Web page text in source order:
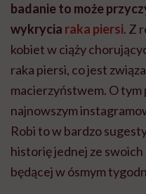
badanie to może
wykrycia raka piersi. Z
kobiet w ciąży
raka piersi, co jest
macierzyństwem. O
najnowszym
Robi to w bardzo
historię jednej ze
będącej w ósmym